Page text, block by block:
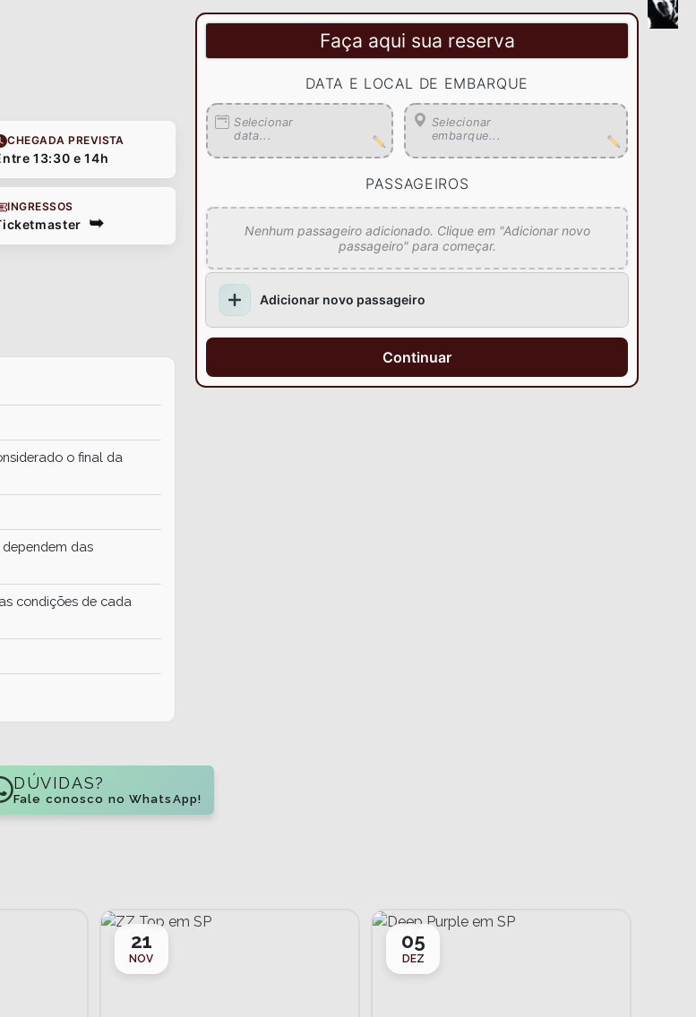
CHEGADA PREVISTA
13:30 e 14h
INGRESSOS
o final da
das
condições de cada
Faça aqui sua reserva
DATA E LOCAL DE EMBARQUE
Selecionar
data...
Selecionar
embarque...
PASSAGEIROS
Nenhum passageiro adicionado. Clique em "Adicionar novo
passageiro" para começar.
Adicionar novo passageiro
Continuar
DÚVIDAS?
Fale conosco no WhatsApp!
21
NOV
05
DEZ